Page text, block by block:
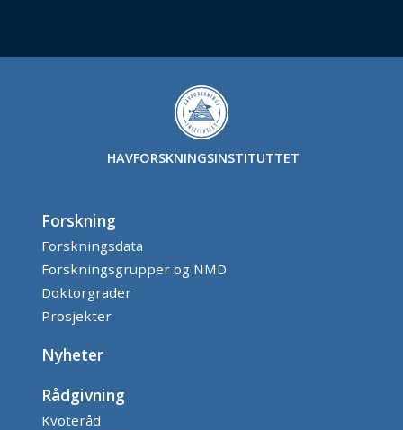
HAVFORSKNINGSINSTITUTTET
Forskning
Forskningsdata
Forskningsgrupper og NMD
Doktorgrader
Prosjekter
Nyheter
Rådgivning
Kvoteråd